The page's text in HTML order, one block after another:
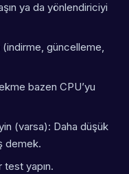
ya da yönlendiriciyi
(indirme, güncelleme,
bazen CPU’yu
(varsa): Daha düşük
demek.
test yapın.